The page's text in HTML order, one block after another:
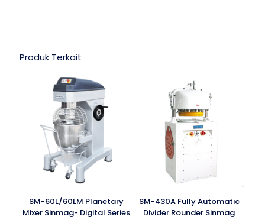
Produk Terkait
SM-60L/60LM Planetary
Mixer Sinmag- Digital Series
SM-430A Fully Automatic
Divider Rounder Sinmag